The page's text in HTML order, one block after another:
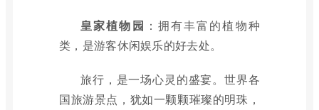
皇家植物园 ：拥有丰富的植物种
类，是游客休闲娱乐的好去处。
旅行，是一场心灵的盛宴。世界各
国旅游景点，犹如一颗颗璀璨的明珠，